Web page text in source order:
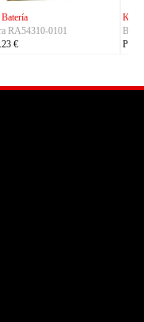
BAS022
€